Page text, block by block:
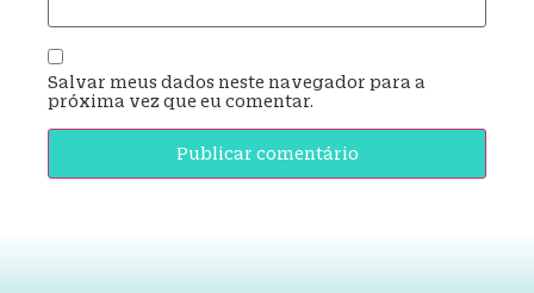
Salvar meus dados neste navegador para a
próxima vez que eu comentar.